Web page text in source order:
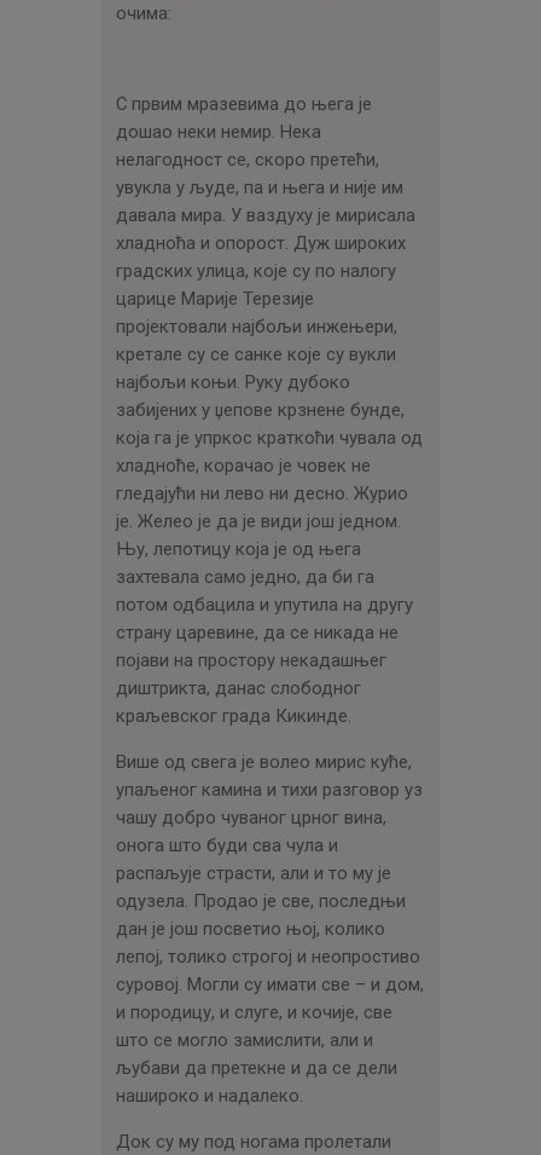
очима:
С првим мразевима до њега је
дошао неки немир. Нека
нелагодност се, скоро претећи,
увукла у људе, па и њега и није им
давала мира. У ваздуху је мирисала
хладноћа и опорост. Дуж широких
градских улица, које су по налогу
царице Марије Терезије
пројектовали најбољи инжењери,
кретале су се санке које су вукли
најбољи коњи. Руку дубоко
забијених у џепове крзнене бунде,
која га је упркос краткоћи чувала од
хладноће, корачао је човек не
гледајући ни лево ни десно. Журио
је. Желео је да је види још једном.
Њу, лепотицу која је од њега
захтевала само једно, да би га
потом одбацила и упутила на другу
страну царевине, да се никада не
појави на простору некадашњег
диштрикта, данас слободног
краљевског града Кикинде.
Више од свега је волео мирис куће,
упаљеног камина и тихи разговор уз
чашу добро чуваног црног вина,
онога што буди сва чула и
распаљује страсти, али и то му је
одузела. Продао је све, последњи
дан је још посветио њој, колико
лепој, толико строгој и неопростиво
суровој. Могли су имати све – и дом,
и породицу, и слуге, и кочије, све
што се могло замислити, али и
љубави да претекне и да се дели
нашироко и надалеко.
Док су му под ногама пролетали